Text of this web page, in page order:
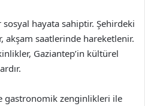
sosyal hayata sahiptir. Şehirdeki
akşam saatlerinde hareketlenir.
Gaziantep’in kültürel
gastronomik zenginlikleri ile